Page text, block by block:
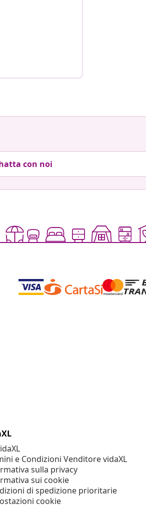
con noi
e Condizioni Venditore vidaXL
sulla privacy
sui cookie
di spedizione prioritarie
cookie